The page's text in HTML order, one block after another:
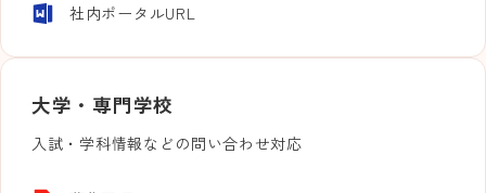
社内ポータルURL
大学・専門学校
入試・学科情報などの問い合わせ対応